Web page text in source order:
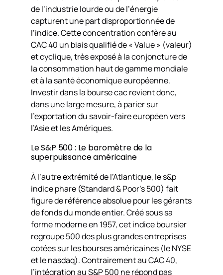
de l’industrie lourde ou de l’énergie
capturent une part disproportionnée de
l’indice. Cette concentration confère au
CAC 40 un biais qualifié de « Value » (valeur)
et cyclique, très exposé à la conjoncture de
la consommation haut de gamme mondiale
et à la santé économique européenne.
Investir dans la bourse cac revient donc,
dans une large mesure, à parier sur
l’exportation du savoir-faire européen vers
l’Asie et les Amériques.
Le S&P 500 : Le baromètre de la
superpuissance américaine
À l’autre extrémité de l’Atlantique, le s&p
indice phare (Standard & Poor’s 500) fait
figure de référence absolue pour les gérants
de fonds du monde entier. Créé sous sa
forme moderne en 1957, cet indice boursier
regroupe 500 des plus grandes entreprises
cotées sur les bourses américaines (le NYSE
et le nasdaq). Contrairement au CAC 40,
l’intégration au S&P 500 ne répond pas